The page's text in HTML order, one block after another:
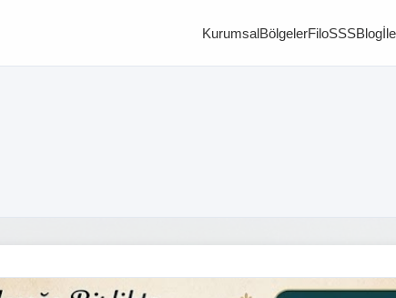
KurumsalBölgelerFiloSSSBlog